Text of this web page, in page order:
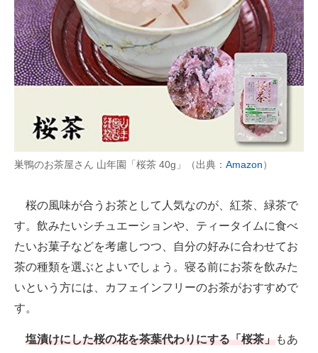
巣鴨のお茶屋さん 山年園「桜茶 40g」（出典： Amazon）
桜の風味が合うお茶として人気なのが、紅茶、緑茶で
す。飲みたいシチュエーションや、ティータイムに食べ
たいお菓子などを考慮しつつ、自分の好みに合わせてお
茶の種類を選ぶとよいでしょう。寝る前にお茶を飲みた
いという方には、カフェインフリーのお茶がおすすめで
す。
塩漬けにした桜の花を茶葉代わりにする「桜茶」もあ